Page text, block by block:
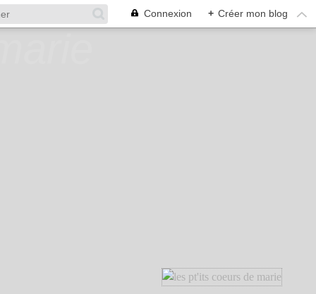
Connexion + Créer mon blog